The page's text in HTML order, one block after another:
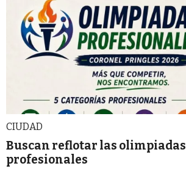
CIUDAD
Buscan reflotar las olimpiadas
profesionales